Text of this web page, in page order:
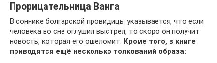
Прорицательница Ванга
В соннике болгарской провидицы указывается, что если
человека во сне оглушил выстрел, то скоро он получит
новость, которая его ошеломит. Кроме того, в книге
приводятся ещё несколько толкований образа: